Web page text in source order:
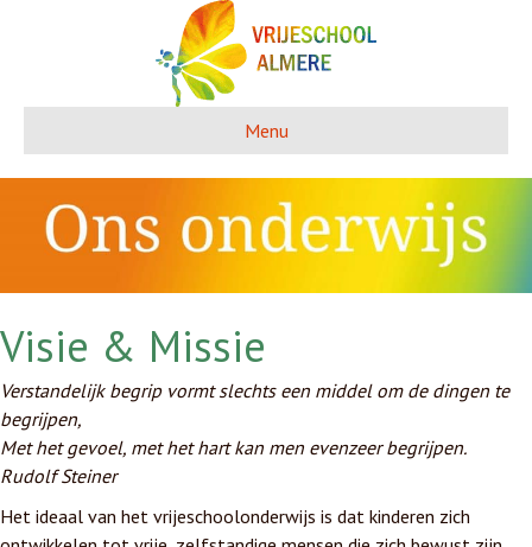
Menu
Visie & Missie
Verstandelijk begrip vormt slechts een middel om de dingen te
begrijpen,
Met het gevoel, met het hart kan men evenzeer begrijpen.
Rudolf Steiner
Het ideaal van het vrijeschoolonderwijs is dat kinderen zich